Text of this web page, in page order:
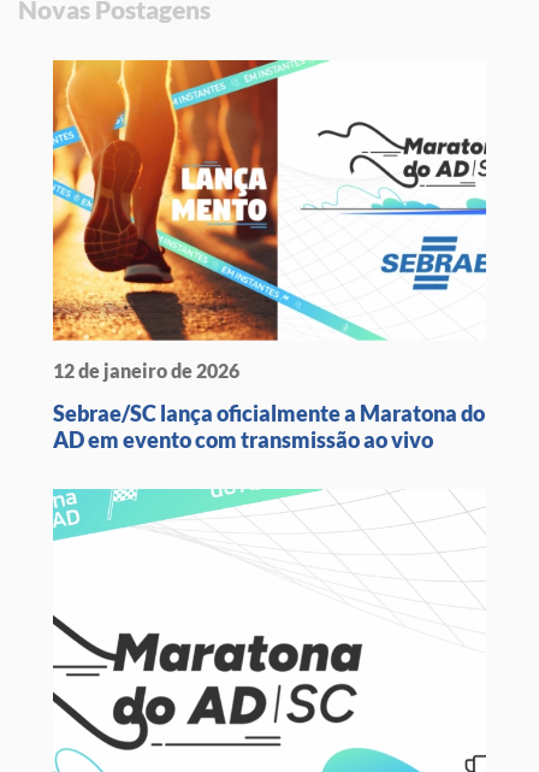
Novas Postagens
12 de janeiro de 2026
Sebrae/SC lança oficialmente a Maratona do
AD em evento com transmissão ao vivo